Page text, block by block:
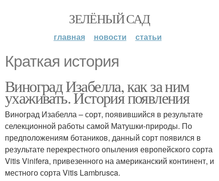
ЗЕЛЁНЫЙ САД
главная новости статьи
Краткая история
Виноград Изабелла, как за ним
ухаживать. История появления
Виноград Изабелла – сорт, появившийся в результате
селекционной работы самой Матушки-природы. По
предположениям ботаников, данный сорт появился в
результате перекрестного опыления европейского сорта
Vitis Vinifera, привезенного на американский континент, и
местного сорта Vitis Lambrusca.